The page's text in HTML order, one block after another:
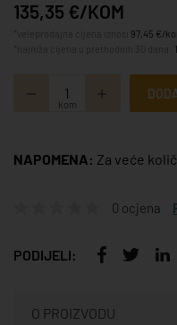
135,35 €/KOM
97,45 €/
kom
NAPOMENA: Za veće
0 ocjena
PODIJELI:
O PROIZVODU